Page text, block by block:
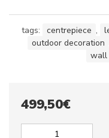
tags: centrepiece ,
outdoor decoration
wall
499,50€